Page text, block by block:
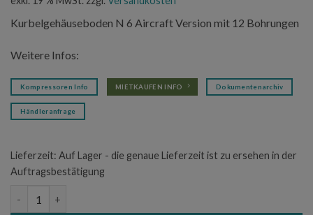
Kurbelgehäuseboden N 6 Aircraft Version mit 12 Bohrungen
Weitere Infos:
Kompressoren Info MIETKAUFEN INFO Dokumentenarchiv
Händleranfrage
Lieferzeit: Auf Lager - die genaue Lieferzeit ist zu ersehen in der
Auftragsbestätigung